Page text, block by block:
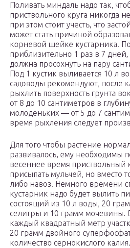
Поливать миндаль надо так,
приствольного круга никогда
при этом стоит учесть, что
может стать причиной
корневой шейке кустарника.
приблизительно 1 раз в 7 дней,
должна просохнуть на пару
Под 1 кустик выливается 10 л
садоводы рекомендуют, после
рыхлить поверхность грунта
от 8 до 10 сантиметров в
молоденьких — от 5 до 7
время рыхления следует
Для того чтобы растение
развивалось, ему необходимы
весеннее время приствольный
присыпать мульчей, но вместо
либо навоз. Немного времени
кустарник надо будет вылить
состоящий из 10 л воды, 20
селитры и 10 грамм мочевины.
каждый квадратный метр
20 грамм двойного
количество сернокислого калия.